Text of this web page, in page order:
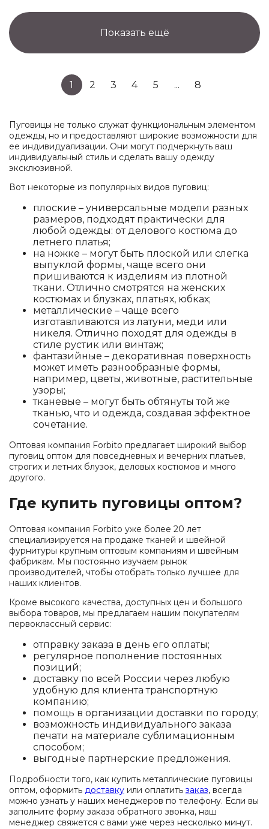
Показать ещё
1 2 3 4 5 ... 8
Пуговицы не только служат функциональным элементом
одежды, но и предоставляют широкие возможности для
ее индивидуализации. Они могут подчеркнуть ваш
индивидуальный стиль и сделать вашу одежду
эксклюзивной.
Вот некоторые из популярных видов пуговиц:
плоские – универсальные модели разных
размеров, подходят практически для
любой одежды: от делового костюма до
летнего платья;
на ножке – могут быть плоской или слегка
выпуклой формы, чаще всего они
пришиваются к изделиям из плотной
ткани. Отлично смотрятся на женских
костюмах и блузках, платьях, юбках;
металлические – чаще всего
изготавливаются из латуни, меди или
никеля. Отлично походят для одежды в
стиле рустик или винтаж;
фантазийные – декоративная поверхность
может иметь разнообразные формы,
например, цветы, животные, растительные
узоры;
тканевые – могут быть обтянуты той же
тканью, что и одежда, создавая эффектное
сочетание.
Оптовая компания Forbito предлагает широкий выбор
пуговиц оптом для повседневных и вечерних платьев,
строгих и летних блузок, деловых костюмов и много
другого.
Где купить пуговицы оптом?
Оптовая компания Forbito уже более 20 лет
специализируется на продаже тканей и швейной
фурнитуры крупным оптовым компаниям и швейным
фабрикам. Мы постоянно изучаем рынок
производителей, чтобы отобрать только лучшее для
наших клиентов.
Кроме высокого качества, доступных цен и большого
выбора товаров, мы предлагаем нашим покупателям
первоклассный сервис:
отправку заказа в день его оплаты;
регулярное пополнение постоянных
позиций;
доставку по всей России через любую
удобную для клиента транспортную
компанию;
помощь в организации доставки по городу;
возможность индивидуального заказа
печати на материале сублимационным
способом;
выгодные партнерские предложения.
Подробности того, как купить металлические пуговицы
оптом, оформить доставку или оплатить заказ, всегда
можно узнать у наших менеджеров по телефону. Если вы
заполните форму заказа обратного звонка, наш
менеджер свяжется с вами уже через несколько минут.